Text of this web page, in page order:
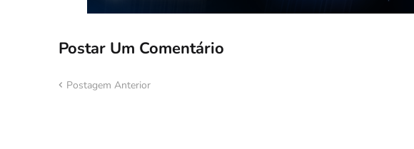
Postar Um Comentário
Postagem Anterior